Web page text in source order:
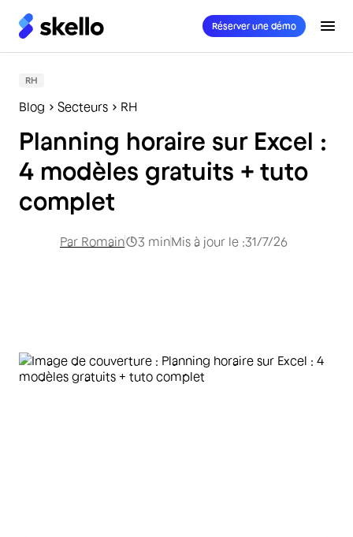
Réserver une démo
RH
Blog Secteurs RH
Planning horaire sur Excel :
4 modèles gratuits + tuto
complet
Par Romain 3 minMis à jour le :31/7/26